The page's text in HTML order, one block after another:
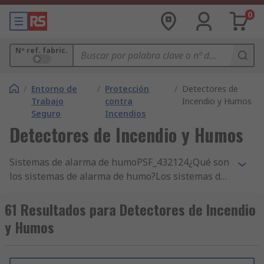
0
Nº ref. fabric.
/ Entorno de
Trabajo
Seguro
/ Protección
contra
Incendios
/ Detectores de
Incendio y Humos
Detectores de Incendio y Humos
Sistemas de alarma de humoPSF_432124¿Qué son
los sistemas de alarma de humo?Los sistemas de
que espera ver montados en un techo. Por lo
general son de color blanco, pero se suministran
en colores diferentes.¿Cómo funcionan?
dispositivo irradiará el aire de la cámara para
61 Resultados para Detectores de Incendio
y Humos